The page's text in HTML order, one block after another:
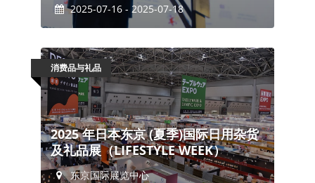
2025-07-16 - 2025-07-18
消费品与礼品
2025 年日本东京 (夏季)国际日用杂货
及礼品展（LIFESTYLE WEEK）
东京国际展览中心